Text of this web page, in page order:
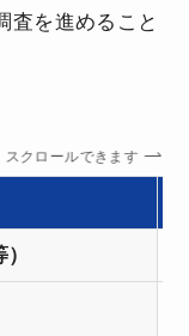
査を進めること
スクロールできます